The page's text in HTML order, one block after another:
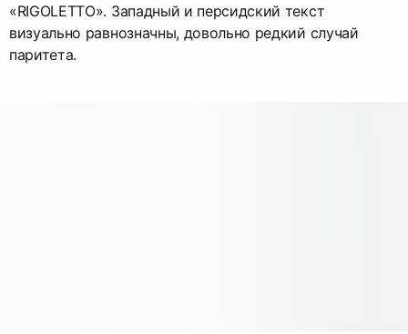
«RIGOLETTO». Западный и персидский текст
визуально равнозначны, довольно редкий случай
паритета.